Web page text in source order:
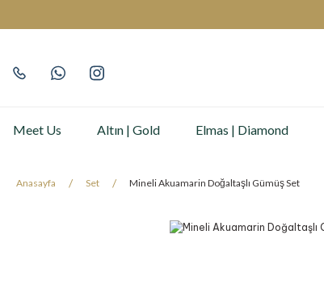
Meet Us Altın | Gold Elmas | Diamond
Anasayfa Set Mineli Akuamarin Doğaltaşlı Gümüş Set